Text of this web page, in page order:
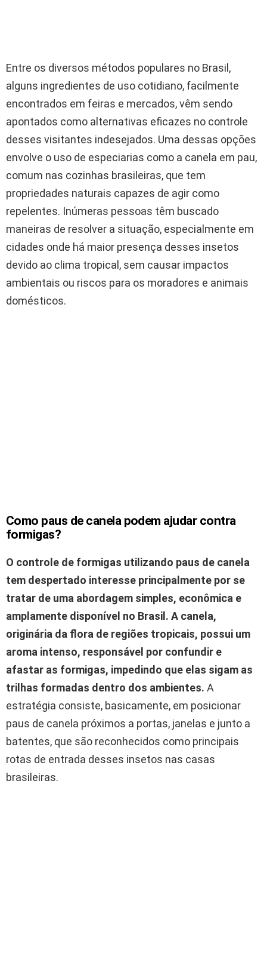
Entre os diversos métodos populares no Brasil,
alguns ingredientes de uso cotidiano, facilmente
encontrados em feiras e mercados, vêm sendo
apontados como alternativas eficazes no controle
desses visitantes indesejados. Uma dessas opções
envolve o uso de especiarias como a canela em pau,
comum nas cozinhas brasileiras, que tem
propriedades naturais capazes de agir como
repelentes. Inúmeras pessoas têm buscado
maneiras de resolver a situação, especialmente em
cidades onde há maior presença desses insetos
devido ao clima tropical, sem causar impactos
ambientais ou riscos para os moradores e animais
domésticos.
Como paus de canela podem ajudar contra
formigas?
O controle de formigas utilizando paus de canela
tem despertado interesse principalmente por se
tratar de uma abordagem simples, econômica e
amplamente disponível no Brasil. A canela,
originária da flora de regiões tropicais, possui um
aroma intenso, responsável por confundir e
afastar as formigas, impedindo que elas sigam as
trilhas formadas dentro dos ambientes. A
estratégia consiste, basicamente, em posicionar
paus de canela próximos a portas, janelas e junto a
batentes, que são reconhecidos como principais
rotas de entrada desses insetos nas casas
brasileiras.